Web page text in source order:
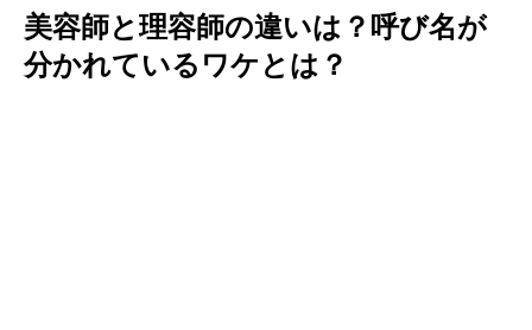
美容師と理容師の違いは？呼び名が
分かれているワケとは？